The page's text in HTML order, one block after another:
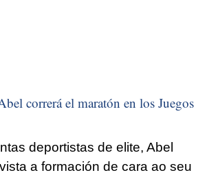
correrá el maratón en los Juegos
deportistas de elite, Abel
a formación de cara ao seu